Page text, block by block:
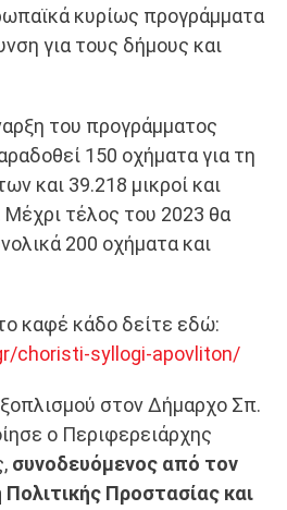
κυρίως προγράμματα
για τους δήμους και
του προγράμματος
150 οχήματα για τη
και 39.218 μικροί και
Μέχρι τέλος του 2023 θα
200 οχήματα και
καφέ κάδο δείτε εδώ:
choristi-syllogi-apovliton/
στον Δήμαρχο Σπ.
ο Περιφερειάρχης
συνοδευόμενος από τον
Προστασίας και